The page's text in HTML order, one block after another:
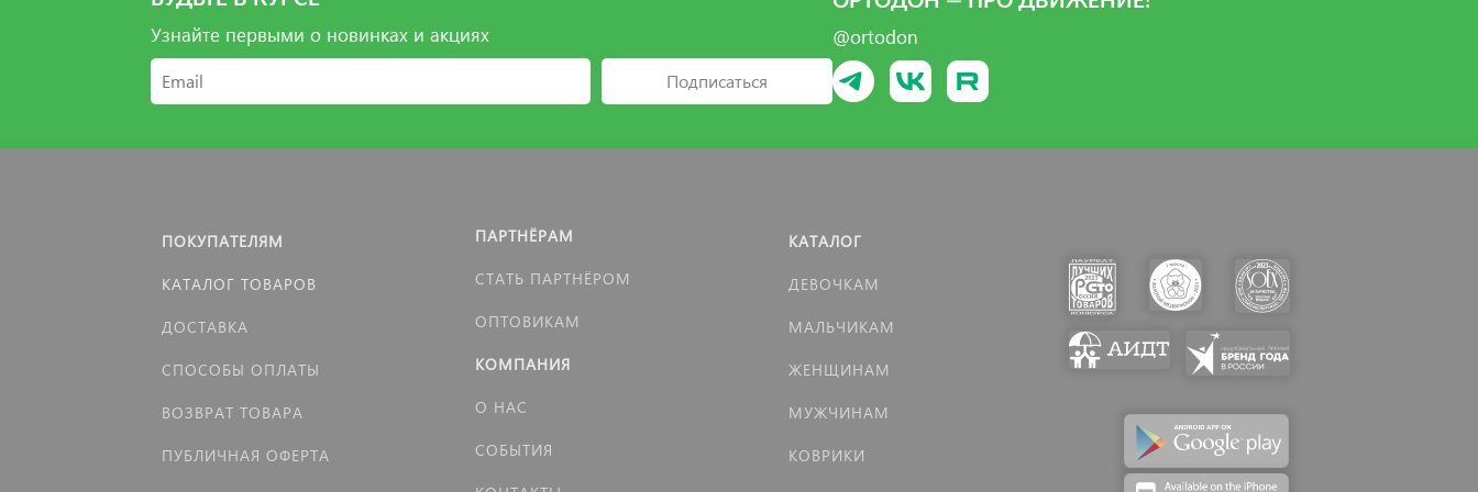
Узнайте первыми о новинках и акциях
Подписаться
@ortodon
ПОКУПАТЕЛЯМ
КАТАЛОГ ТОВАРОВ
ДОСТАВКА
СПОСОБЫ ОПЛАТЫ
ВОЗВРАТ ТОВАРА
ПУБЛИЧНАЯ ОФЕРТА
ПАРТНЁРАМ
СТАТЬ ПАРТНЁРОМ
ОПТОВИКАМ
КОМПАНИЯ
О НАС
СОБЫТИЯ
КАТАЛОГ
ДЕВОЧКАМ
МАЛЬЧИКАМ
ЖЕНЩИНАМ
МУЖЧИНАМ
КОВРИКИ